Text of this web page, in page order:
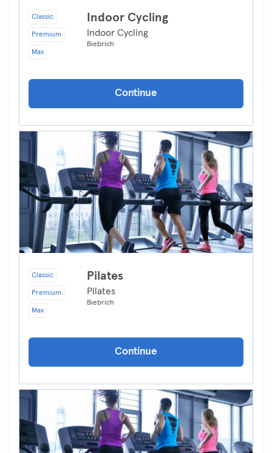
Classic
Premium
Max
Indoor Cycling
Indoor Cycling
Biebrich
Continue
Classic
Premium
Max
Pilates
Pilates
Biebrich
Continue